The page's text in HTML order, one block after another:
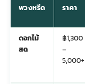
พวงหรีด
ราคา
ดอกไม้
สด
฿1,300
–
5,000+